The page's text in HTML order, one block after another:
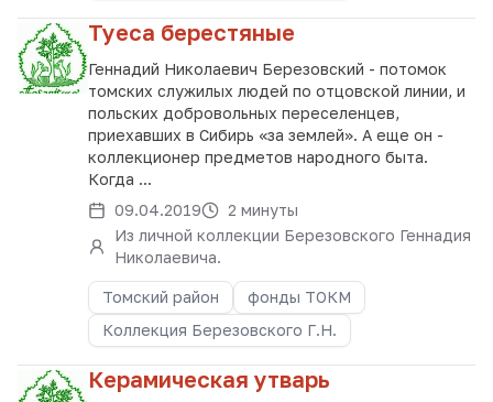
Туеса берестяные
Геннадий Николаевич Березовский - потомок
томских служилых людей по отцовской линии, и
польских добровольных переселенцев,
приехавших в Сибирь «за землей». А еще он -
коллекционер предметов народного быта.
Когда ...
09.04.2019
2 минуты
Из личной коллекции Березовского Геннадия
Николаевича.
Томский район
фонды ТОКМ
Коллекция Березовского Г.Н.
Керамическая утварь